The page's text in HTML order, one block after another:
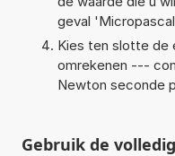
geval '
Kies ten slotte de
omrekenen ---
Newton seconde
Gebruik de